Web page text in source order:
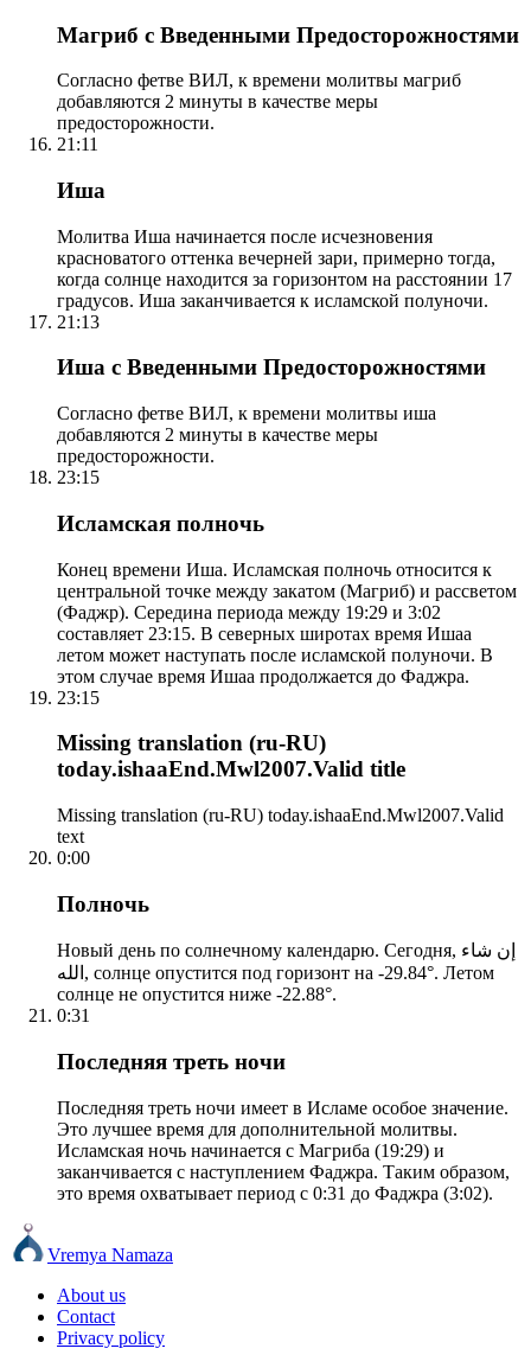
Магриб с Введенными Предосторожностями
Согласно фетве ВИЛ, к времени молитвы магриб
добавляются 2 минуты в качестве меры
предосторожности.
21:11
Иша
Молитва Иша начинается после исчезновения
красноватого оттенка вечерней зари, примерно тогда,
когда солнце находится за горизонтом на расстоянии 17
градусов. Иша заканчивается к исламской полуночи.
21:13
Иша с Введенными Предосторожностями
Согласно фетве ВИЛ, к времени молитвы иша
добавляются 2 минуты в качестве меры
предосторожности.
23:15
Исламская полночь
Конец времени Иша. Исламская полночь относится к
центральной точке между закатом (Магриб) и рассветом
(Фаджр). Середина периода между 19:29 и 3:02
составляет 23:15. В северных широтах время Ишаа
летом может наступать после исламской полуночи. В
этом случае время Ишаа продолжается до Фаджра.
23:15
Missing translation (ru-RU)
today.ishaaEnd.Mwl2007.Valid title
Missing translation (ru-RU) today.ishaaEnd.Mwl2007.Valid
text
0:00
Полночь
Новый день по солнечному календарю. Сегодня, إن شاء
الله, солнце опустится под горизонт на -29.84°. Летом
солнце не опустится ниже -22.88°.
0:31
Последняя треть ночи
Последняя треть ночи имеет в Исламе особое значение.
Это лучшее время для дополнительной молитвы.
Исламская ночь начинается с Магриба (19:29) и
заканчивается с наступлением Фаджра. Таким образом,
это время охватывает период с 0:31 до Фаджра (3:02).
Vremya Namaza
About us
Contact
Privacy policy